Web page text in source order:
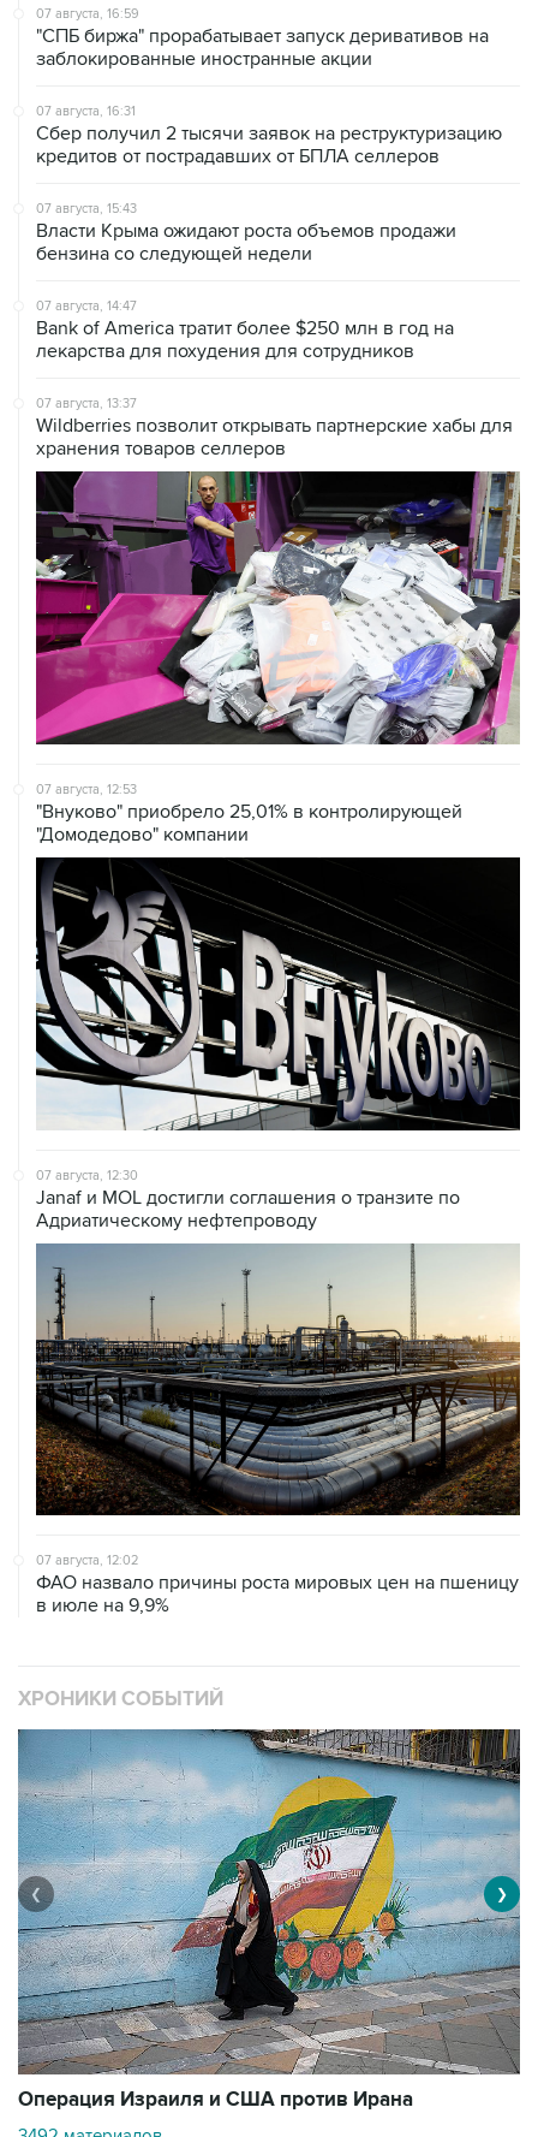
07 августа, 16:59
"СПБ биржа" прорабатывает запуск деривативов на
заблокированные иностранные акции
07 августа, 16:31
Сбер получил 2 тысячи заявок на реструктуризацию
кредитов от пострадавших от БПЛА селлеров
07 августа, 15:43
Власти Крыма ожидают роста объемов продажи
бензина со следующей недели
07 августа, 14:47
Bank of America тратит более $250 млн в год на
лекарства для похудения для сотрудников
07 августа, 13:37
Wildberries позволит открывать партнерские хабы для
хранения товаров селлеров
07 августа, 12:53
"Внуково" приобрело 25,01% в контролирующей
"Домодедово" компании
07 августа, 12:30
Janaf и MOL достигли соглашения о транзите по
Адриатическому нефтепроводу
07 августа, 12:02
ФАО назвало причины роста мировых цен на пшеницу
в июле на 9,9%
ХРОНИКИ СОБЫТИЙ
Операция Израиля и США против Ирана
❮ ❯